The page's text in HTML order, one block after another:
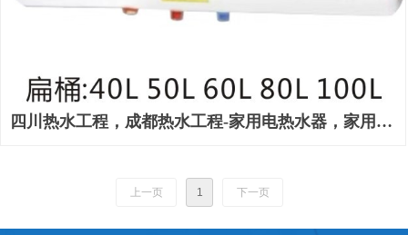
四川热水工程，成都热水工程-家用电热水器，家用电
上一页 1 下一页